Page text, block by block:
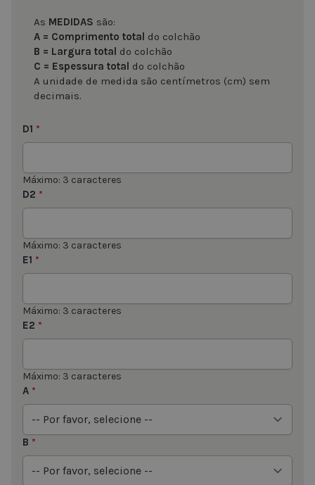
As MEDIDAS são:
A = Comprimento total do colchão
B = Largura total do colchão
C = Espessura total do colchão
A unidade de medida são centímetros (cm) sem
decimais.
A *
B *
D1 *
Máximo: 3 caracteres
D2 *
Máximo: 3 caracteres
E1 *
Máximo: 3 caracteres
E2 *
Máximo: 3 caracteres